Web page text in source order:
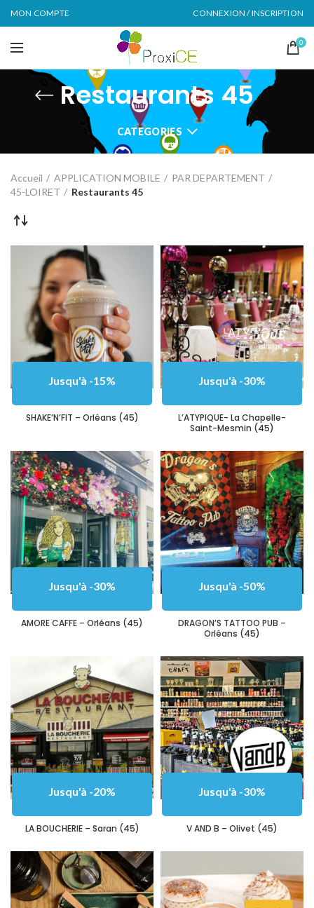
MON COMPTE CONNEXION / INSCRIPTION
0
Restaurants 45
CATEGORIES
Accueil APPLICATION MOBILE
PAR DEPARTEMENT
45-LOIRET
Restaurants 45
Jusqu'à -15%
SHAKE’N’FIT – Orléans (45)
Jusqu'à -30%
L’ATYPIQUE- La Chapelle-
Saint-Mesmin (45)
Jusqu'à -30%
AMORE CAFFE – Orléans (45)
Jusqu'à -50%
DRAGON’S TATTOO PUB –
Orléans (45)
Jusqu'à -20%
LA BOUCHERIE – Saran (45)
Jusqu'à -30%
V AND B – Olivet (45)